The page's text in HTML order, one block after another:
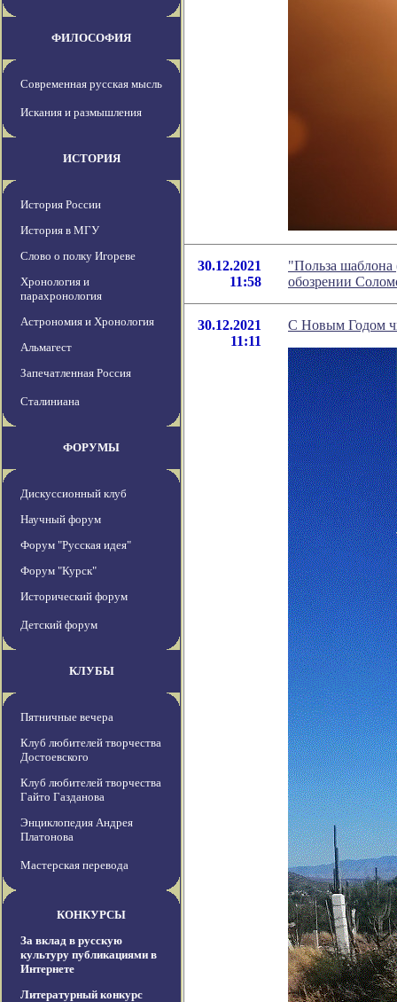
ФИЛОСОФИЯ
Современная русская мысль
Искания и размышления
ИСТОРИЯ
История России
История в МГУ
Слово о полку Игореве
Хронология и
парахронология
Астрономия и Хронология
Альмагест
Запечатленная Россия
Сталиниана
ФОРУМЫ
Дискуссионный клуб
Научный форум
Форум "Русская идея"
Форум "Курск"
Исторический форум
Детский форум
КЛУБЫ
Пятничные вечера
Клуб любителей творчества
Достоевского
Клуб любителей творчества
Гайто Газданова
Энциклопедия Андрея
Платонова
Мастерская перевода
КОНКУРСЫ
За вклад в русскую
культуру публикациями в
Интернете
Литературный конкурс
30.12.2021
11:58
"Польза шаблона
обозрении
30.12.2021
11:11
С Новым Годом